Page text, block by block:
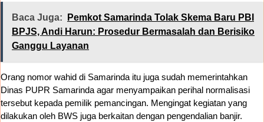
Baca Juga:
Pemkot Samarinda Tolak Skema Baru PBI
BPJS, Andi Harun: Prosedur Bermasalah dan Berisiko
Ganggu Layanan
Orang nomor wahid di Samarinda itu juga sudah memerintahkan
Dinas PUPR Samarinda agar menyampaikan perihal normalisasi
tersebut kepada pemilik pemancingan. Mengingat kegiatan yang
dilakukan oleh BWS juga berkaitan dengan pengendalian banjir.